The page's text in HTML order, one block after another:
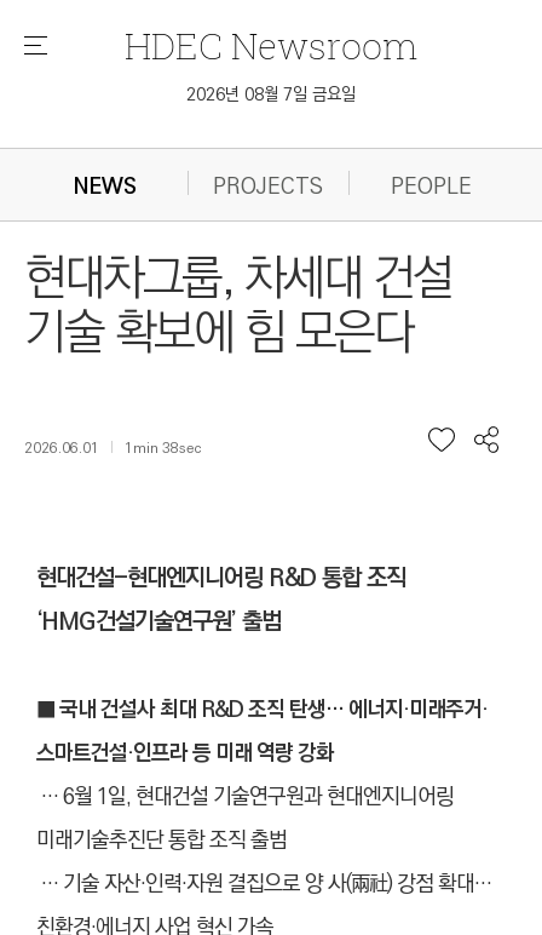
메
HDEC Newsroom
2026년 08월 7일 금요일
NEWS PROJECTS PEOPLE
현대차그룹, 차세대 건설
기술 확보에 힘 모은다
2026.06.01 1min 38sec
현대건설-현대엔지니어링 R&D 통합 조직
‘HMG건설기술연구원’ 출범
■ 국내 건설사 최대 R&D 조직 탄생… 에너지·미래주거·
스마트건설·인프라 등 미래 역량 강화
… 6월 1일, 현대건설 기술연구원과 현대엔지니어링
미래기술추진단 통합 조직 출범
… 기술 자산·인력·자원 결집으로 양 사(兩社) 강점 확대…
친환경·에너지 사업 혁신 가속